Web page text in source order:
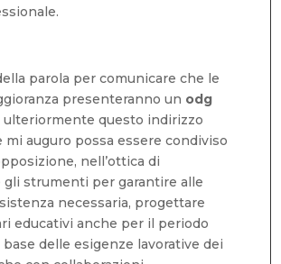
parola per comunicare che le
presenteranno un odg
ulteriormente questo indirizzo
mi auguro possa essere condiviso
nell’ottica di
strumenti per garantire alle
necessaria, progettare
educativi anche per il periodo
delle esigenze lavorative dei